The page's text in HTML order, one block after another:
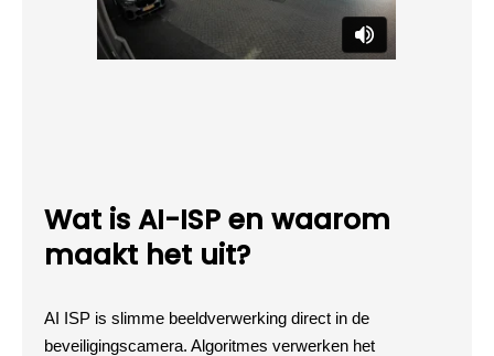
Wat is AI-ISP en waarom
maakt het uit?
AI ISP is slimme beeldverwerking direct in de
beveiligingscamera. Algoritmes verwerken het